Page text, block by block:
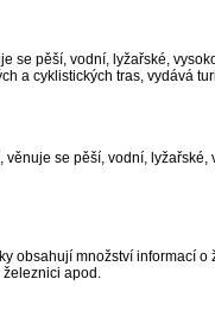
se pěší, vodní, lyžařské,
a cyklistických tras, vydává
se pěší, vodní, lyžařské,
obsahují množství informací
apod.